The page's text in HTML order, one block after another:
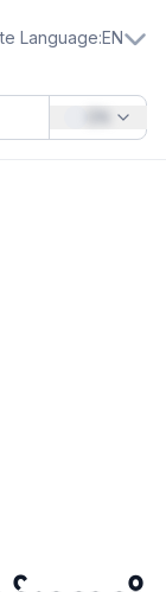
Language:EN